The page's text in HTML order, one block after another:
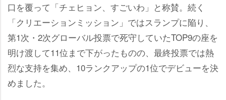
口を覆って「チェヒョン、すごいわ」と称賛。続く
「クリエーションミッション」ではスランプに陥り、
第1次・2次グローバル投票で死守していたTOP9の座を
明け渡して11位まで下がったものの、最終投票では熱
烈な支持を集め、10ランクアップの1位でデビューを決
めました。